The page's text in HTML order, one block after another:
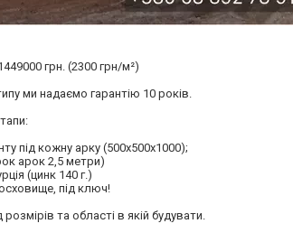
грн. (2300 грн/м²)
ми надаємо гарантію 10 років.
під кожну арку (500х500х1000);
арок 2,5 метри)
(цинк 140 г.)
під ключ!
та області в якій будувати.